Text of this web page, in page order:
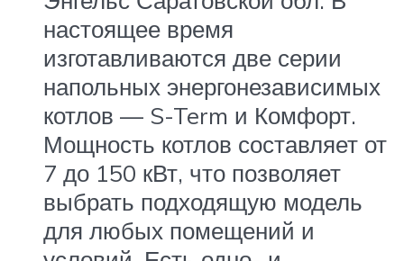
настоящее время
изготавливаются две серии
напольных энергонезависимых
котлов — S-Term и Комфорт.
Мощность котлов составляет от
7 до 150 кВт, что позволяет
выбрать подходящую модель
для любых помещений и